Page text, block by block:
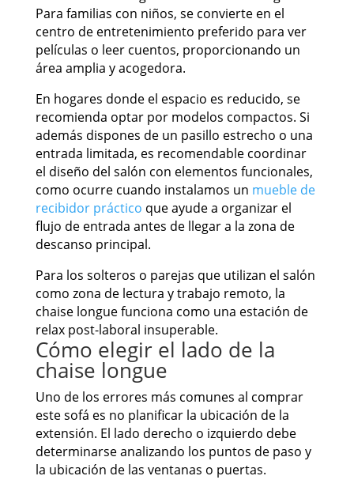
Para familias con niños, se convierte en el
centro de entretenimiento preferido para ver
películas o leer cuentos, proporcionando un
área amplia y acogedora.
En hogares donde el espacio es reducido, se
recomienda optar por modelos compactos. Si
además dispones de un pasillo estrecho o una
entrada limitada, es recomendable coordinar
el diseño del salón con elementos funcionales,
como ocurre cuando instalamos un mueble de
recibidor práctico que ayude a organizar el
flujo de entrada antes de llegar a la zona de
descanso principal.
Para los solteros o parejas que utilizan el salón
como zona de lectura y trabajo remoto, la
chaise longue funciona como una estación de
relax post-laboral insuperable.
Cómo elegir el lado de la
chaise longue
Uno de los errores más comunes al comprar
este sofá es no planificar la ubicación de la
extensión. El lado derecho o izquierdo debe
determinarse analizando los puntos de paso y
la ubicación de las ventanas o puertas.